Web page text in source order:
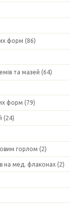
форм (86)
та мазей (64)
форм (79)
(24)
горлом (2)
на мед. флаконах (2)